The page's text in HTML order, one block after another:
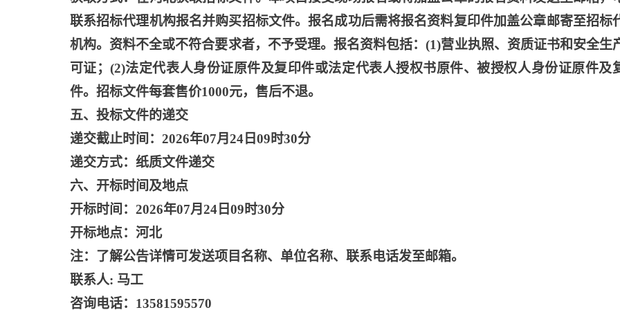
联系招标代理机构报名并购买招标文件。报名成功后需将报名资料复印件加盖公章邮寄至招标
机构。资料不全或不符合要求者，不予受理。报名资料包括：(1)营业执照、资质证书和安全生
可证；(2)法定代表人身份证原件及复印件或法定代表人授权书原件、被授权人身份证原件及
件。招标文件每套售价1000元，售后不退。
五、投标文件的递交
递交截止时间： 2026年07月24日09时30分
递交方式：纸质文件递交
六、开标时间及地点
开标时间： 2026年07月24日09时30分
开标地点：河北
注：了解公告详情可发送项目名称、单位名称、联系电话发至邮箱。
联系人: 马工
咨询电话： 13581595570